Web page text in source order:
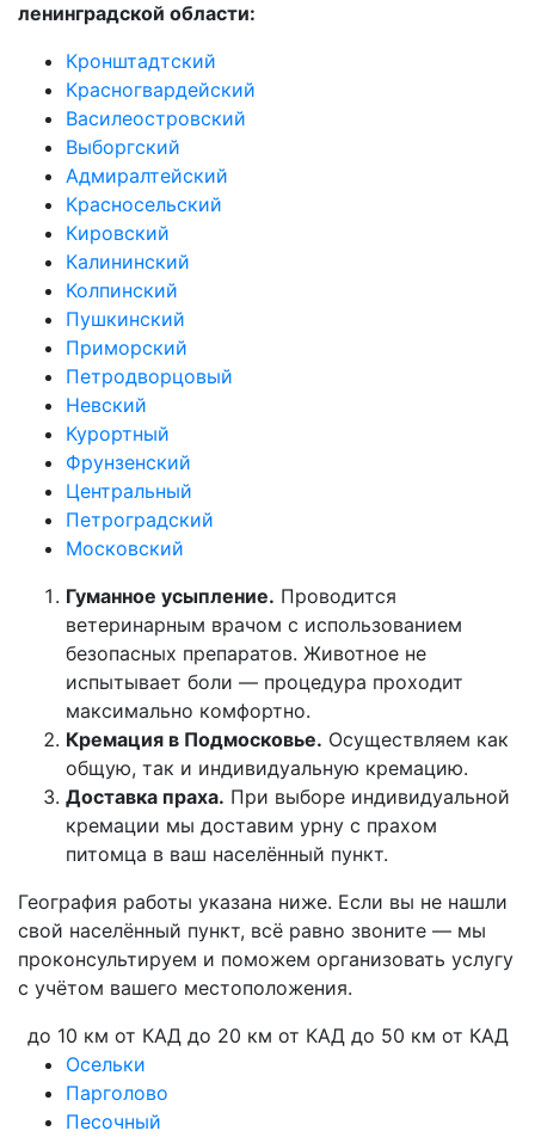
ленинградской области:
Кронштадтский
Красногвардейский
Василеостровский
Выборгский
Адмиралтейский
Красносельский
Кировский
Калининский
Колпинский
Пушкинский
Приморский
Петродворцовый
Невский
Курортный
Фрунзенский
Центральный
Петроградский
Московский
Гуманное усыпление. Проводится
ветеринарным врачом с использованием
безопасных препаратов. Животное не
испытывает боли — процедура проходит
максимально комфортно.
Кремация в Подмосковье. Осуществляем как
общую, так и индивидуальную кремацию.
Доставка праха. При выборе индивидуальной
кремации мы доставим урну с прахом
питомца в ваш населённый пункт.
География работы указана ниже. Если вы не нашли
свой населённый пункт, всё равно звоните — мы
проконсультируем и поможем организовать услугу
с учётом вашего местоположения.
до 10 км от КАД до 20 км от КАД до 50 км от КАД
Осельки
Парголово
Песочный